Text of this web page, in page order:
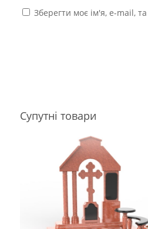
Зберегти моє ім'я, e-mail,
Супутні товари